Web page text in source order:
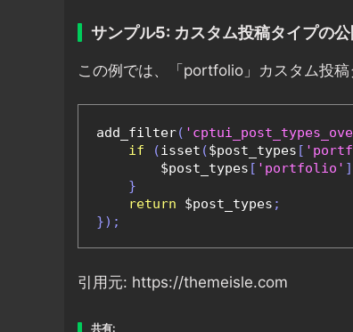
サンプル5: カスタム投稿タイプの
この例では、「portfolio」カスタム投稿
add_filter(
if
(isset ($post_types [
        $post_types
[ 'portfolio'
}
return $post_types ;
});
引用元: https://themeisle.com
共有: